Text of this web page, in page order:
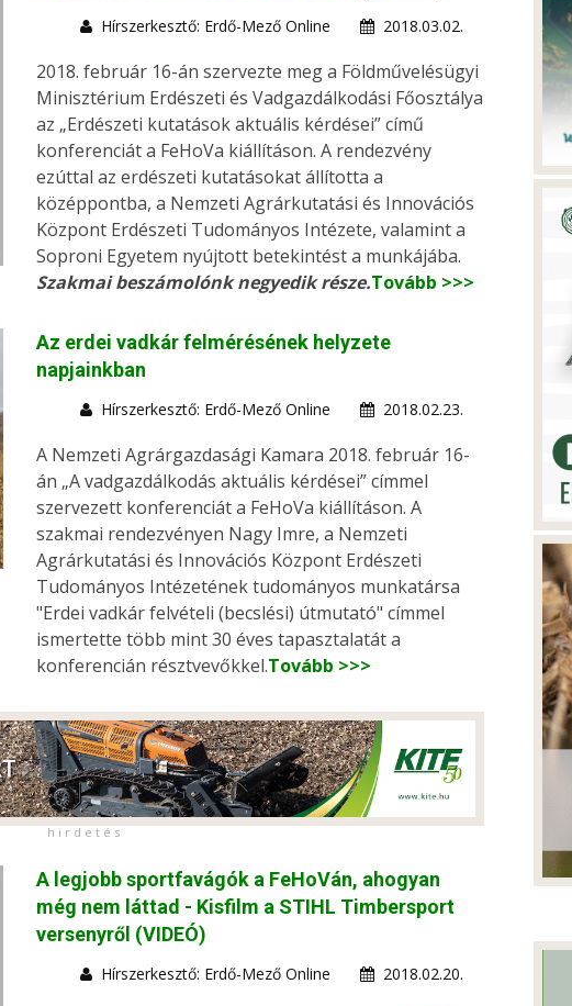
Hírszerkesztő: Erdő-Mező Online 2018.03.02.
2018. február 16-án szervezte meg a Földművelésügyi
Minisztérium Erdészeti és Vadgazdálkodási Főosztálya
az „Erdészeti kutatások aktuális kérdései” című
konferenciát a FeHoVa kiállításon. A rendezvény
ezúttal az erdészeti kutatásokat állította a
középpontba, a Nemzeti Agrárkutatási és Innovációs
Központ Erdészeti Tudományos Intézete, valamint a
Soproni Egyetem nyújtott betekintést a munkájába.
Szakmai beszámolónk negyedik része.Tovább >>>
Az erdei vadkár felmérésének helyzete
napjainkban
Hírszerkesztő: Erdő-Mező Online 2018.02.23.
A Nemzeti Agrárgazdasági Kamara 2018. február 16-
án „A vadgazdálkodás aktuális kérdései” címmel
szervezett konferenciát a FeHoVa kiállításon. A
szakmai rendezvényen Nagy Imre, a Nemzeti
Agrárkutatási és Innovációs Központ Erdészeti
Tudományos Intézetének tudományos munkatársa
"Erdei vadkár felvételi (becslési) útmutató" címmel
ismertette több mint 30 éves tapasztalatát a
konferencián résztvevőkkel.Tovább >>>
h i r d e t é s
A legjobb sportfavágók a FeHoVán, ahogyan
még nem láttad - Kisfilm a STIHL Timbersport
versenyről (VIDEÓ)
Hírszerkesztő: Erdő-Mező Online 2018.02.20.